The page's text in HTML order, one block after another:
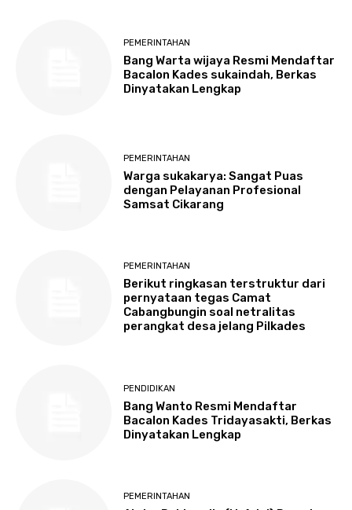
PEMERINTAHAN
Bang Warta wijaya Resmi Mendaftar
Bacalon Kades sukaindah, Berkas
Dinyatakan Lengkap
PEMERINTAHAN
Warga sukakarya: Sangat Puas
dengan Pelayanan Profesional
Samsat Cikarang
PEMERINTAHAN
Berikut ringkasan terstruktur dari
pernyataan tegas Camat
Cabangbungin soal netralitas
perangkat desa jelang Pilkades
PENDIDIKAN
Bang Wanto Resmi Mendaftar
Bacalon Kades Tridayasakti, Berkas
Dinyatakan Lengkap
PEMERINTAHAN